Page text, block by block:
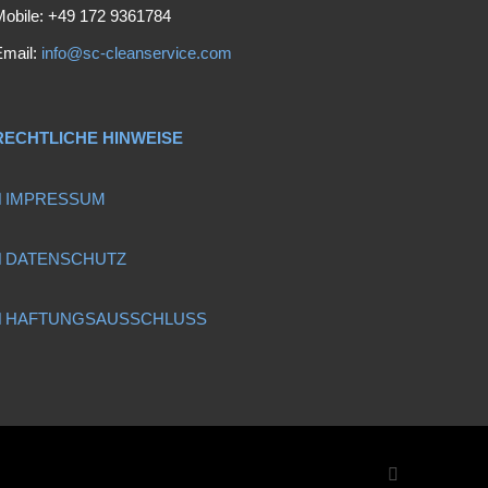
+49 172 9361784
info@sc-cleanservice.com
HINWEISE
IMPRESSUM
DATENSCHUTZ
HAFTUNGSAUSSCHLUSS